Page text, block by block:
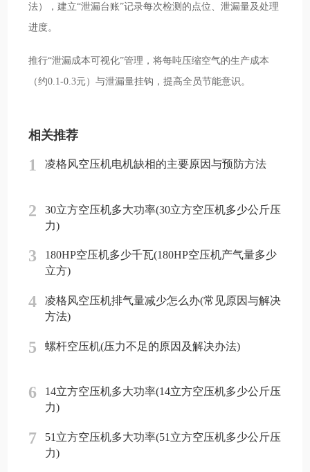
法），建立“泄漏台账”记录每次检测的点位、泄漏量及处理
进度。
推行“泄漏成本可视化”管理，将每吨压缩空气的生产成本
（约0.1-0.3元）与泄漏量挂钩，提高全员节能意识。
相关推荐
1 凌格风空压机电机缺相的主要原因与预防方法
2
30立方空压机多大功率(30立方空压机多少公斤压
力)
3
180HP空压机多少千瓦(180HP空压机产气量多少
立方)
4
凌格风空压机排气量减少怎么办(常见原因与解决
方法)
5 螺杆空压机(压力不足的原因及解决办法)
6
14立方空压机多大功率(14立方空压机多少公斤压
力)
7
51立方空压机多大功率(51立方空压机多少公斤压
力)